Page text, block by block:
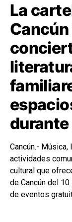
La
durante
Cancún.- Música,
actividades
cultural que
de Cancún del 10
de eventos